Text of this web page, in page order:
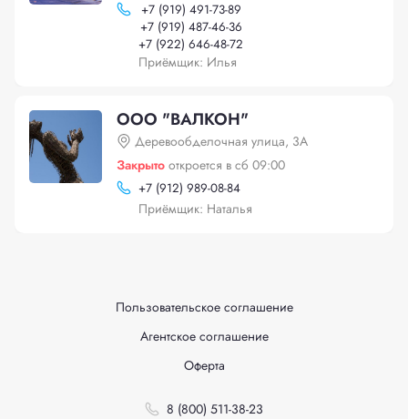
+7 (919) 491-73-89
+7 (919) 487-46-36
+7 (922) 646-48-72
Приёмщик: Илья
ООО "ВАЛКОН"
Деревообделочная улица, 3А
Закрыто откроется в сб 09:00
+7 (912) 989-08-84
Приёмщик: Наталья
Пользовательское соглашение
Агентское соглашение
Оферта
8 (800) 511-38-23